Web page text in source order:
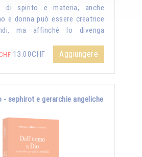
di spirito e materia, anche
e donna può essere creatrice
ma affinché lo divenga
13.00CHF Aggiungere
- sephirot e gerarchie angeliche